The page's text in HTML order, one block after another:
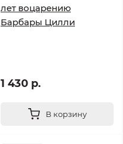
лет воцарению
Барбары Цилли
1 430 р.
В корзину